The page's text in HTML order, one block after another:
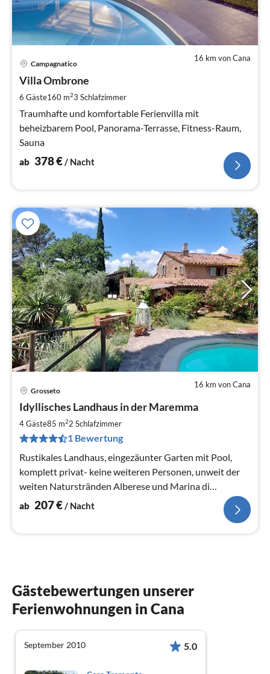
16 km von Cana
Campagnatico
Villa Ombrone
6 Gäste160 m23 Schlafzimmer
Traumhafte und komfortable Ferienvilla mit
beheizbarem Pool, Panorama-Terrasse, Fitness-Raum,
Sauna
ab 378€/ Nacht
16 km von Cana
Grosseto
Idyllisches Landhaus in der Maremma
4 Gäste85 m22 Schlafzimmer
1 Bewertung
Rustikales Landhaus, eingezäunter Garten mit Pool,
komplett privat- keine weiteren Personen, unweit der
weiten Naturstränden Alberese und Marina di
Grosseto, gemauerter Grill, WIFI
ab 207€/ Nacht
Gästebewertungen unserer
Ferienwohnungen in Cana
September 2010 5.0